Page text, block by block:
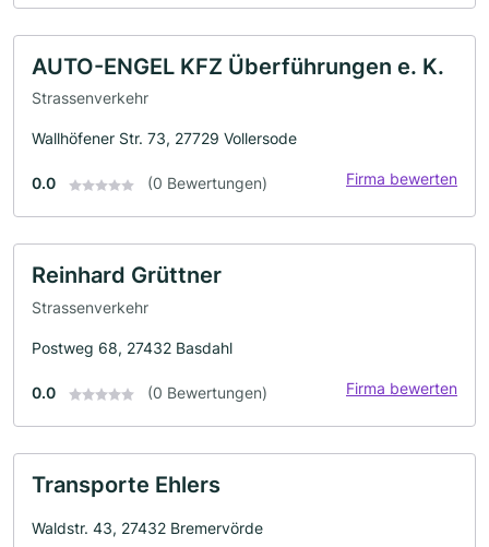
AUTO-ENGEL KFZ Überführungen e. K.
Strassenverkehr
Wallhöfener Str. 73, 27729 Vollersode
0.0 (0 Bewertungen) Firma bewerten
Reinhard Grüttner
Strassenverkehr
Postweg 68, 27432 Basdahl
0.0 (0 Bewertungen) Firma bewerten
Transporte Ehlers
Waldstr. 43, 27432 Bremervörde